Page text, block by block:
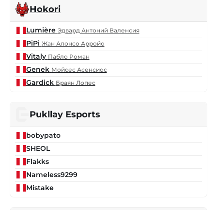
Hokori
Lumière Эдвард Антоний Валенсия
PiPi Жан Алонсо Арройо
Vitaly Пабло Роман
Genek Мойсес Асенсиос
Gardick Браян Лопес
Pukllay Esports
bobypato
SHEOL
Flakks
Nameless9299
Mistake